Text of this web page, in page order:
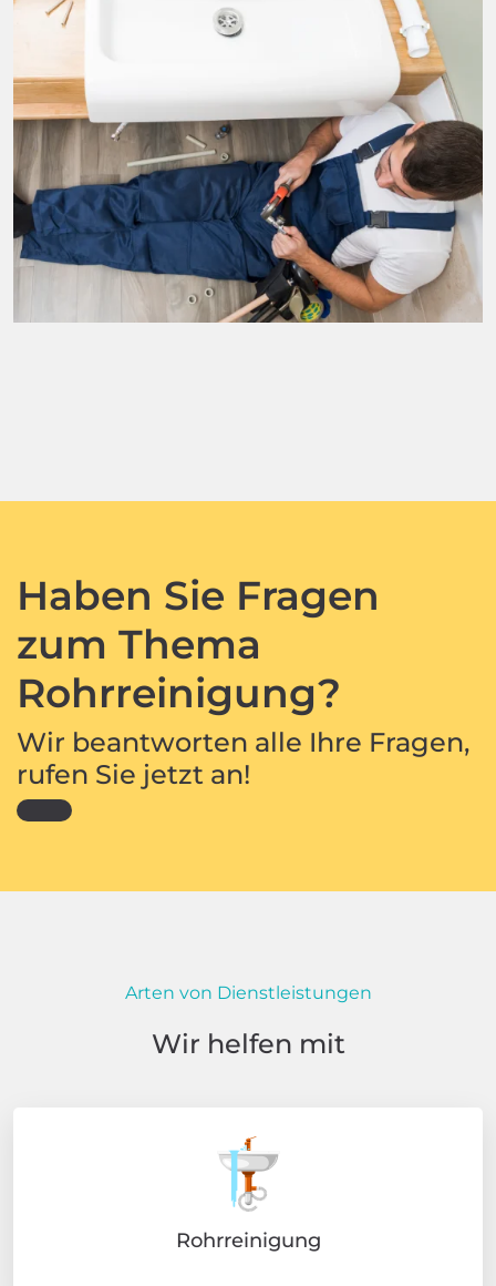
Haben Sie Fragen
zum Thema
Rohrreinigung?
Wir beantworten alle Ihre Fragen,
rufen Sie jetzt an!
Arten von Dienstleistungen
Wir helfen mit
Rohrreinigung